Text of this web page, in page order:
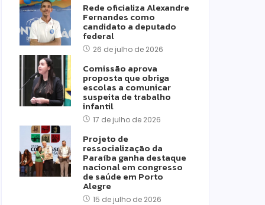
Rede oficializa Alexandre
Fernandes como
candidato a deputado
federal
26 de julho de 2026
Comissão aprova
proposta que obriga
escolas a comunicar
suspeita de trabalho
infantil
17 de julho de 2026
Projeto de
ressocialização da
Paraíba ganha destaque
nacional em congresso
de saúde em Porto
Alegre
15 de julho de 2026